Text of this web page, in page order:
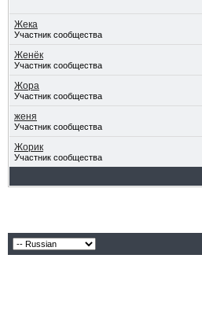
Жека
Участник сообщества
Женёк
Участник сообщества
Жора
Участник сообщества
женя
Участник сообщества
Жорик
Участник сообщества